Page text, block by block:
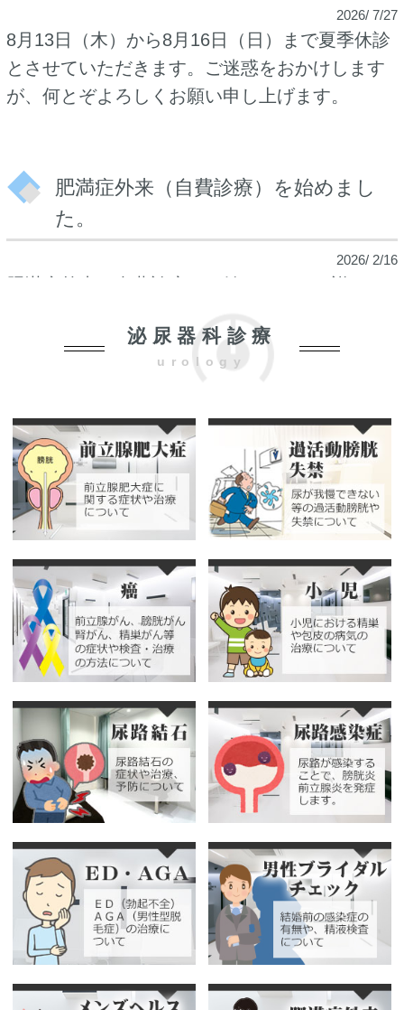
2026/ 7/27
8月13日（木）から8月16日（日）まで夏季休診
とさせていただきます。ご迷惑をおかけします
が、何とぞよろしくお願い申し上げます。
肥満症外来（自費診療）を始めまし
た。
2026/ 2/16
肥満症外来（自費診療）を始めました。詳しく
来」をご参照ください。
初診は第1、2、4、5土曜日のPM2時からで、完
HPVワクチンの適応が広がりまし
た。
2025/ 9/19
以前よりHPVワクチン（4価ワクチン：ガーダシ
ル）の男性への接種を行っていましたが、シル
ガード（9価ワクチン）も男性に接種できるよう
になりました。
肛門癌、中咽頭癌、尖圭コンジローマの予防に
効果があります。また、パートナーへの感染も
予防し、子宮癌予防につながることが期待され
ます。
男性の対象は9歳以上の患者様です。1回の料金
は30000円＋消費税で、接種回数はガーダシル
は3回、シルガードは15歳未満が2回、15歳以上
が3回です。
女性は公費（無料）の対象で、当院でも接種可
詳しくはお電話（079-283-3717）でお問い合わ
泌尿器科診療
urology